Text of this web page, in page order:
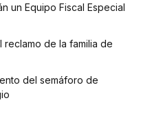
un Equipo Fiscal Especial
reclamo de la familia de
del semáforo de